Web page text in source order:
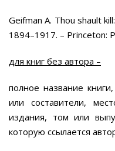
Geifman A. Thou shault
1894–1917. – Princeton:
для книг без автора –
полное название
или составители,
издания, том или
которую ссылается